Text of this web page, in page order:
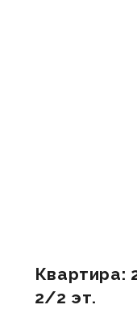
Квартира:
2/2 эт.